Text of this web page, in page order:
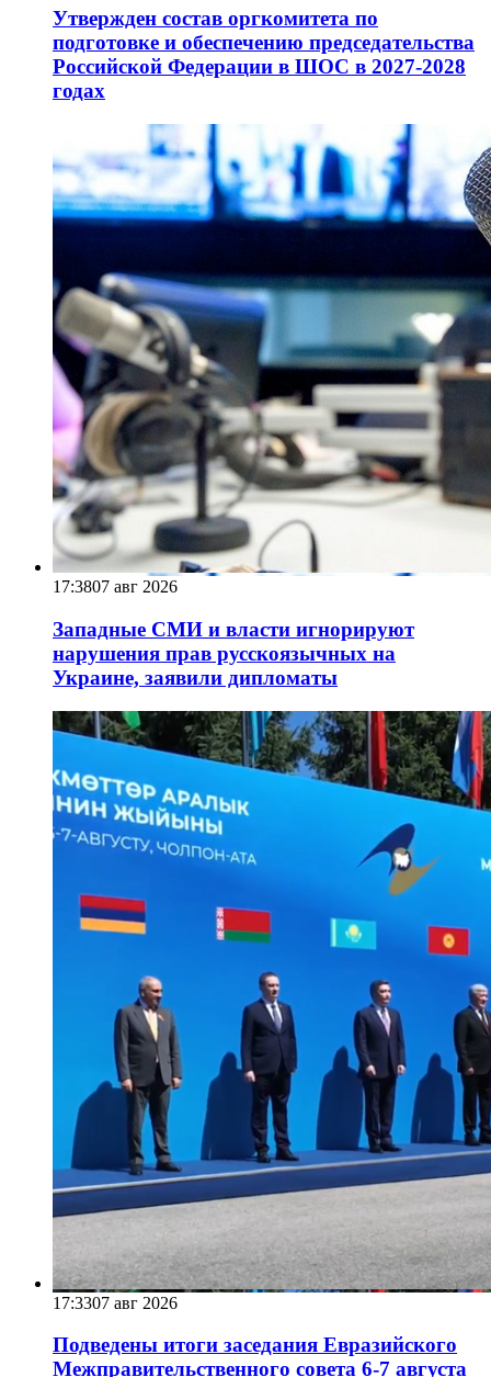
Утвержден состав оргкомитета по
подготовке и обеспечению председательства
Российской Федерации в ШОС в 2027-2028
годах
17:3807 авг 2026
Западные СМИ и власти игнорируют
нарушения прав русскоязычных на
Украине, заявили дипломаты
17:3307 авг 2026
Подведены итоги заседания Евразийского
Межправительственного совета 6-7 августа